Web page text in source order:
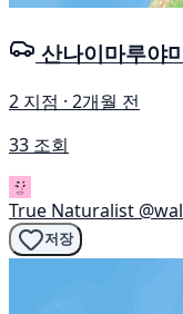
산나이마루
2 지점 · 2개월 전
33 조회
True Naturalist
저장